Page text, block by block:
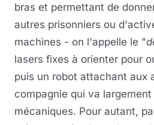
bras et permettant de
autres prisonniers ou
machines - on l'appelle le "
lasers fixes à orienter pour
puis un robot attachant aux
compagnie qui va
mécaniques. Pour autant,